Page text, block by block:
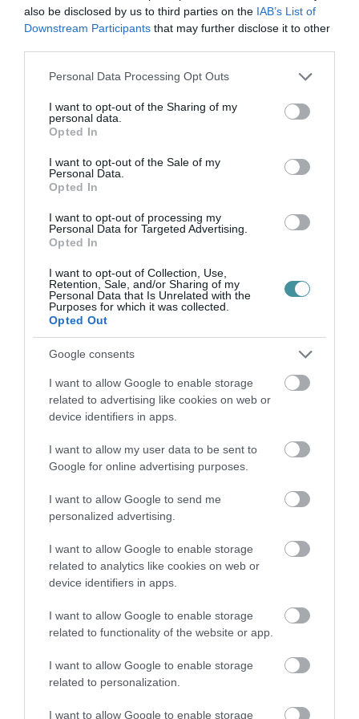
also be disclosed by us to third parties on the IAB’s List of
Downstream Participants that may further disclose it to other
Please note that this website/app uses one or more Google
not limited to your visit or usage behaviour. You may click to
grant or deny consent to Google and its third-party tags to
use your data for below specified purposes in below Google
consent section.
Personal Data Processing Opt Outs
I want to opt-out of the Sharing of my
personal data.
Opted In
I want to opt-out of the Sale of my
Personal Data.
Opted In
I want to opt-out of processing my
Personal Data for Targeted Advertising.
Opted In
I want to opt-out of Collection, Use,
Retention, Sale, and/or Sharing of my
Personal Data that Is Unrelated with the
Purposes for which it was collected.
Opted Out
Google consents
I want to allow Google to enable storage
related to advertising like cookies on web or
device identifiers in apps.
I want to allow my user data to be sent to
Google for online advertising purposes.
I want to allow Google to send me
personalized advertising.
I want to allow Google to enable storage
related to analytics like cookies on web or
device identifiers in apps.
I want to allow Google to enable storage
related to functionality of the website or app.
I want to allow Google to enable storage
related to personalization.
I want to allow Google to enable storage
való, hogy mindent letegyünk, és
ünnepélyesen bámuljunk egy falevelet délután
négyig. Dolgozni kell. Menni kell. Fizetni kell.
Gyereket vinni kell. Határidő van. Orvos van.
Busz van. Élet van. Még az Isten is azt
mondja: " hat napon át dolgozzál, és végezd
munkamánia alól, mert Isten azt is mondja:
"de a hetedik nap, az Úrnak szombatján
semmi dolgot ne tégy." Ez az amit át kellene
gondolni…SEMMI dolgot nem tenni egy napon
keresztül. De van valami, ami sokszor
meggátolja ezt.
Mert közben el kell dönteni, hogy mi vezet
minket.
A feladat, vagy a pánik. Van különbség. A
feladatnak arca van. Elvégzed, leteszed, mész
tovább. A pániknak nincs vége. Az beül melléd
a kocsiba, bejön veled a boltba, ott áll
mögötted a fürdőszobában, és akkor is siettet,
amikor már semmi értelme. Este is. Csendben
is. Ágyban is.
Aki sokáig így él, lassan elveszíti a lassú
dolgokhoz való érzékét. Egy jó beszélgetés túl
hosszúnak tűnik. Egy séta haszontalannak.
Egy ebéd megszakításnak. Egy hallgatás
kínos üresjáratnak. Pedig ezekben lakik vissza